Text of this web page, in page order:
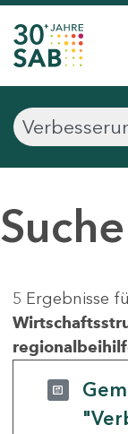
Suche
5 Ergebnisse